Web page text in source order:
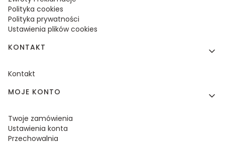
Polityka cookies
Polityka prywatności
Ustawienia plików cookies
KONTAKT
Kontakt
MOJE KONTO
Twoje zamówienia
Ustawienia konta
Przechowalnia